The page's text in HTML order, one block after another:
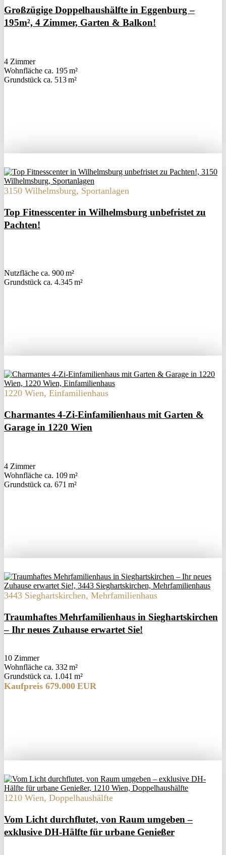
Großzügige Doppelhaushälfte in Eggenburg –
195m², 4 Zimmer, Garten & Balkon!
4 Zimmer
Wohnfläche ca. 195 m²
Grund­stück ca. 513 m²
3150 Wilhelmsburg, Sportanlagen
Top Fitnesscenter in Wilhelmsburg unbefristet zu
Pachten!
Nutzfläche ca. 900 m²
Grund­stück ca. 4.345 m²
1220 Wien, Einfamilienhaus
Charmantes 4-Zi-Einfamilienhaus mit Garten &
Garage in 1220 Wien
4 Zimmer
Wohnfläche ca. 109 m²
Grund­stück ca. 671 m²
3443 Sieghartskirchen, Mehrfamilienhaus
Traumhaftes Mehrfamilienhaus in Sieghartskirchen
– Ihr neues Zuhause erwartet Sie!
10 Zimmer
Wohnfläche ca. 332 m²
Grund­stück ca. 1.041 m²
Kaufpreis 679.000 EUR
1210 Wien, Doppelhaushälfte
Vom Licht durchflutet, von Raum umgeben –
exklusive DH-Hälfte für urbane Genießer